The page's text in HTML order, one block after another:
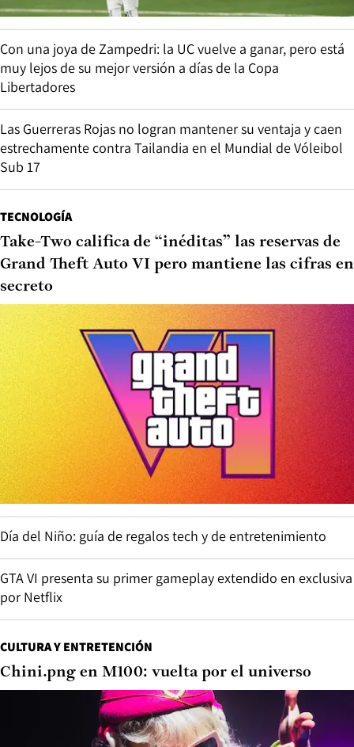
Con una joya de Zampedri: la UC vuelve a ganar, pero está
muy lejos de su mejor versión a días de la Copa
Libertadores
Las Guerreras Rojas no logran mantener su ventaja y caen
estrechamente contra Tailandia en el Mundial de Vóleibol
Sub 17
TECNOLOGÍA
Take-Two califica de “inéditas” las reservas de
Grand Theft Auto VI pero mantiene las cifras en
secreto
Día del Niño: guía de regalos tech y de entretenimiento
GTA VI presenta su primer gameplay extendido en exclusiva
por Netflix
CULTURA Y ENTRETENCIÓN
Chini.png en M100: vuelta por el universo